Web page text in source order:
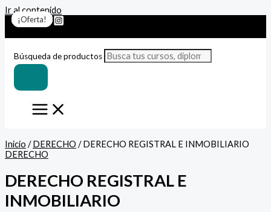
Ir al contenido
Búsqueda de productos
¡Oferta!
Inicio /DERECHO / DERECHO REGISTRAL E INMOBILIARIO
DERECHO
DERECHO REGISTRAL E
INMOBILIARIO
¡Oferta!
¡Oferta!
¡Oferta!
¡Oferta!
¡Oferta!
¡Oferta!